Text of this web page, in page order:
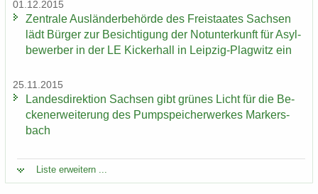
01.12.2015
Zen­tra­le Aus­län­der­be­hör­de des Frei­staa­tes Sach­sen
lädt Bür­ger zur Be­sich­ti­gung der Not­un­ter­kunft für Asyl­
be­wer­ber in der LE Ki­cker­hall in Leipzig-​Plagwitz ein
25.11.2015
Lan­des­di­rek­ti­on Sach­sen gibt grü­nes Licht für die Be­
cken­er­wei­te­rung des Pump­spei­cher­wer­kes Mar­kers­
bach
Liste er­wei­tern ...